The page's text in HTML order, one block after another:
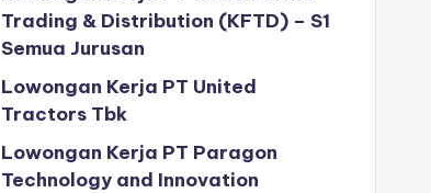
Trading & Distribution (KFTD) – S1
Semua Jurusan
Lowongan Kerja PT United
Tractors Tbk
Lowongan Kerja PT Paragon
Technology and Innovation